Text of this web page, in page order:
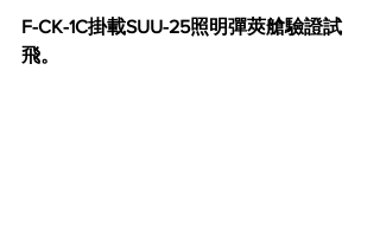
F-CK-1C掛載SUU-25照明彈莢艙驗證試
飛。